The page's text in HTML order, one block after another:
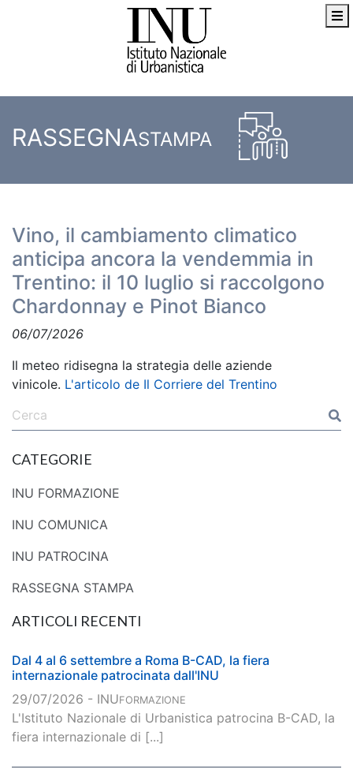
RASSEGNASTAMPA
Vino, il cambiamento climatico
anticipa ancora la vendemmia in
Trentino: il 10 luglio si raccolgono
Chardonnay e Pinot Bianco
06/07/2026
Il meteo ridisegna la strategia delle aziende
vinicole. L'articolo de Il Corriere del Trentino
CATEGORIE
INU FORMAZIONE
INU COMUNICA
INU PATROCINA
RASSEGNA STAMPA
ARTICOLI RECENTI
Dal 4 al 6 settembre a Roma B-CAD, la fiera
internazionale patrocinata dall'INU
29/07/2026 - INUFORMAZIONE
L'Istituto Nazionale di Urbanistica patrocina B-CAD, la
fiera internazionale di [...]